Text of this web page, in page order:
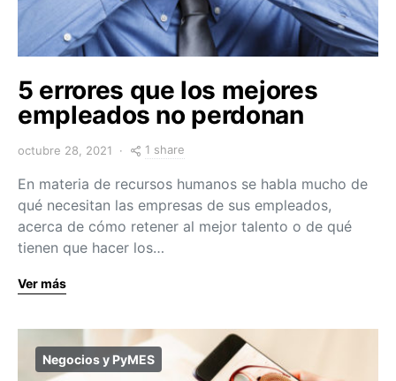
5 errores que los mejores
empleados no perdonan
octubre 28, 2021 1 share
En materia de recursos humanos se habla mucho de
qué necesitan las empresas de sus empleados,
acerca de cómo retener al mejor talento o de qué
tienen que hacer los…
Ver más
Negocios y PyMES